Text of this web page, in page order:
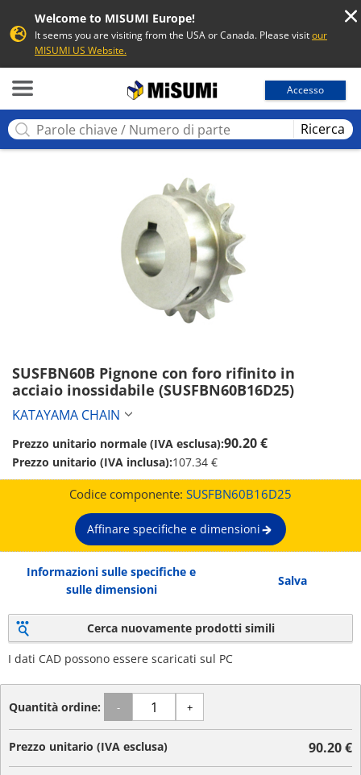
Welcome to MISUMI Europe!
It seems you are visiting from the USA or Canada. Please visitour
MISUMI US Website.
Accesso
Ricerca
SUSFBN60B Pignone con foro rifinito in
acciaio inossidabile (SUSFBN60B16D25)
KATAYAMA CHAIN
Prezzo unitario normale (IVA esclusa):90.20 €
Prezzo unitario (IVA inclusa):107.34 €
Codice componente: SUSFBN60B16D25
Affinare specifiche e dimensioni
Informazioni sulle specifiche e
sulle dimensioni
Salva
Cerca nuovamente prodotti simili
I dati CAD possono essere scaricati sul PC
Quantità ordine: - +
Prezzo unitario (IVA esclusa) 90.20 €